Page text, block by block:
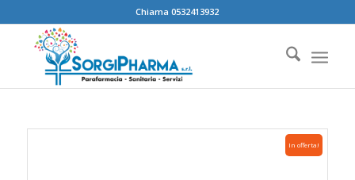
Chiama 0532413932
In offerta!